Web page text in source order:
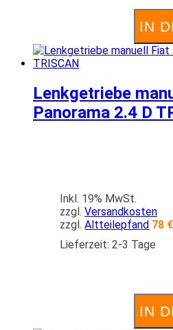
IN
Lenkgetriebe
Panorama 2.4 D
Inkl. 19% MwSt.
zzgl.Versandkosten
zzgl.Altteilepfand 78 €
Lieferzeit: 2-3 Tage
IN